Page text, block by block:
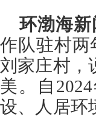
环渤海
作队驻村两
刘家庄村，
美。自
设、人居环